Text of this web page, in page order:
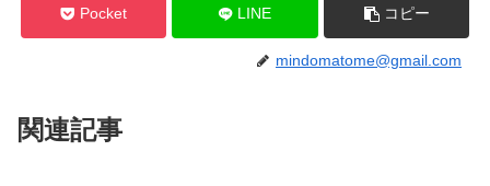
Pocket LINE コピー
mindomatome@gmail.com
関連記事